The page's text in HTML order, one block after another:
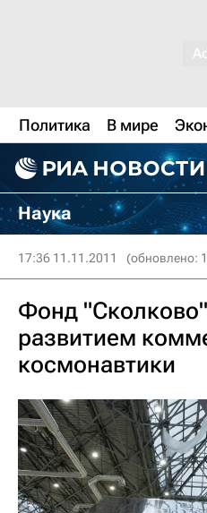
Политика В мире
Наука
17:36 11.11.2011 (обновлено:
Фонд
развитием
космонавтики